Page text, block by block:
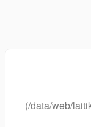
(/data/web/